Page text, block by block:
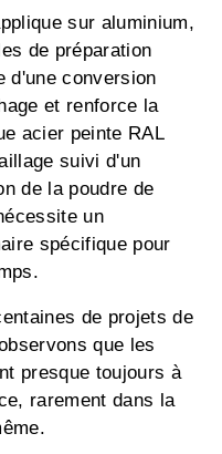
sur aluminium,
de préparation
d'une conversion
et renforce la
acier peinte RAL
suivi d'un
de la poudre de
un
spécifique pour
de projets de
que les
presque toujours à
rarement dans la